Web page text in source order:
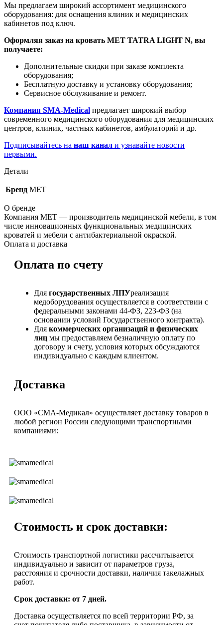
Мы предлагаем широкий ассортимент медицинского
оборудования: для оснащения клиник и медицинских
кабинетов под ключ.
Оформляя заказ на кровать MET TATRA LIGHT N, вы
получаете:
Дополнительные скидки при заказе комплекта
оборудования;
Бесплатную доставку и установку оборудования;
Сервисное обслуживание и ремонт.
Компания SMA-Medical предлагает широкий выбор
современного медицинского оборудования для медицинских
центров, клиник, частных кабинетов, амбулаторий и др.
Подписывайтесь на наш канал и узнавайте новости
первыми.
Детали
Бренд МЕТ
О бренде
Компания МЕТ — производитель медицинской мебели, в том
числе инновационных функциональных медицинских
кроватей и мебели с антибактериальной окраской.
Оплата и доставка
Оплата по счету
Для государственных ЛПУреализация
медоборудования осуществляется в соответствии с
федеральными законами 44-ФЗ, 223-ФЗ (на
основании условий Государственного контракта).
Для коммерческих организаций и физических
лиц мы предоставляем безналичную оплату по
договору и счету, условия которых обсуждаются
индивидуально с каждым клиентом.
Доставка
ООО «СМА-Медикал» осуществляет доставку товаров в
любой регион России следующими транспортными
компаниями:
Стоимость и срок доставки:
Стоимость транспортной логистики рассчитывается
индивидуально и зависит от параметров груза,
расстояния и срочности доставки, наличия такелажных
работ.
Срок доставки: от 7 дней.
Доставка осуществляется по всей территории РФ, за